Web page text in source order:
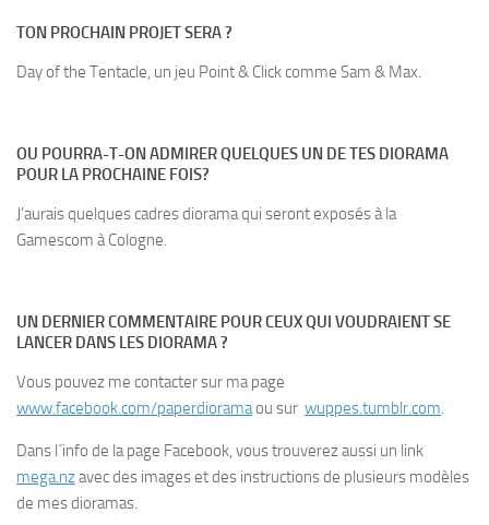
TON PROCHAIN PROJET SERA ?
Day of the Tentacle, un jeu Point & Click comme Sam & Max.
OU POURRA-T-ON ADMIRER QUELQUES UN DE TES DIORAMA
POUR LA PROCHAINE FOIS?
J’aurais quelques cadres diorama qui seront exposés à la
Gamescom à Cologne.
UN DERNIER COMMENTAIRE POUR CEUX QUI VOUDRAIENT SE
LANCER DANS LES DIORAMA ?
Vous pouvez me contacter sur ma page
www.facebook.com/paperdioramaou sur wuppes.tumblr.com.
Dans l´info de la page Facebook, vous trouverez aussi un link
mega.nzavec des images et des instructions de plusieurs modèles
de mes dioramas.